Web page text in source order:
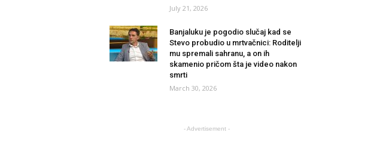
July 21, 2026
Banjaluku je pogodio slučaj kad se
Stevo probudio u mrtvačnici: Roditelji
mu spremali sahranu, a on ih
skamenio pričom šta je video nakon
smrti
March 30, 2026
- Advertisement -